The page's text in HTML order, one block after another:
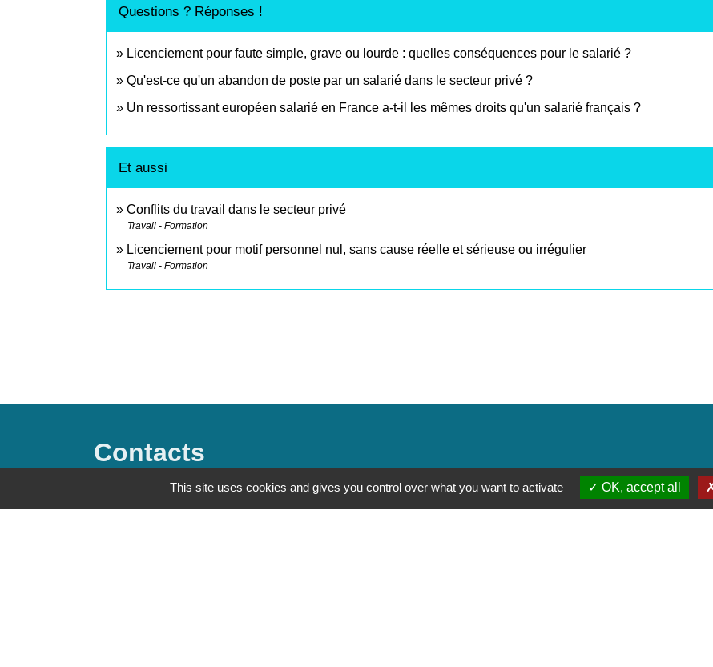
Questions ? Réponses !
Licenciement pour faute simple, grave ou lourde : quelles conséquences pour le salarié ?
Qu'est-ce qu'un abandon de poste par un salarié dans le secteur privé ?
Un ressortissant européen salarié en France a-t-il les mêmes droits qu'un salarié français ?
Et aussi
Conflits du travail dans le secteur privé
Travail - Formation
Licenciement pour motif personnel nul, sans cause réelle et sérieuse ou irrégulier
Travail - Formation
Contacts
Commune de Saint-Mesmes
This site uses cookies and gives you control over what you want to activate OK, accept all